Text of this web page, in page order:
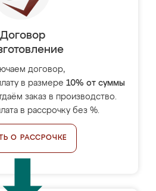
Договор
договор,
в размере 10% от суммы
заказ в производство.
в рассрочку без %.
О РАССРОЧКЕ